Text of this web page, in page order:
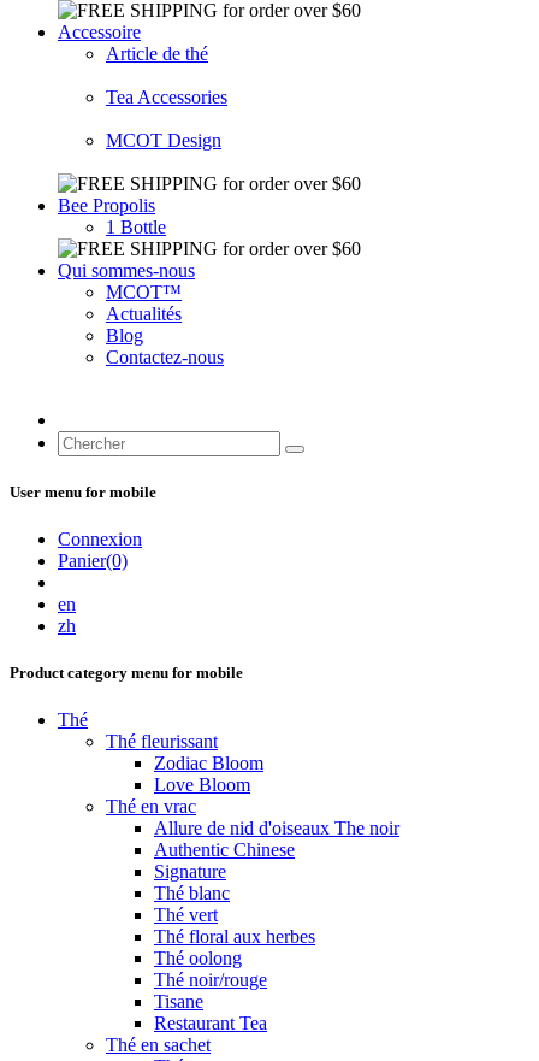
Accessoire
Article de thé
Tea Accessories
MCOT Design
Bee Propolis
1 Bottle
Qui sommes-nous
MCOT™
Actualités
Blog
Contactez-nous
User menu for mobile
Connexion
Panier(0)
en
zh
Product category menu for mobile
Thé
Thé fleurissant
Zodiac Bloom
Love Bloom
Thé en vrac
Allure de nid d'oiseaux The noir
Authentic Chinese
Signature
Thé blanc
Thé vert
Thé floral aux herbes
Thé oolong
Thé noir/rouge
Tisane
Restaurant Tea
Thé en sachet